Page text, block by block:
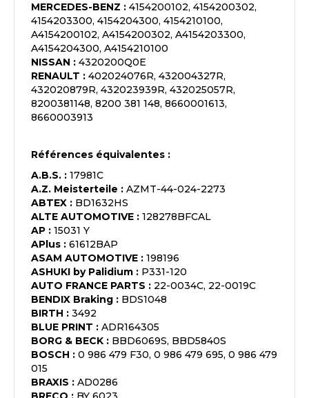
MERCEDES-BENZ : 4154200102, 4154200302,
4154203300, 4154204300, 4154210100,
A4154200102, A4154200302, A4154203300,
A4154204300, A4154210100
NISSAN : 4320200Q0E
RENAULT : 402024076R, 432004327R,
432020879R, 432023939R, 432025057R,
8200381148, 8200 381 148, 8660001613,
8660003913
Références équivalentes :
A.B.S. : 17981C
A.Z. Meisterteile : AZMT-44-024-2273
ABTEX : BD1632HS
ALTE AUTOMOTIVE : 128278BFCAL
AP : 15031 Y
APlus : 61612BAP
ASAM AUTOMOTIVE : 198196
ASHUKI by Palidium : P331-120
AUTO FRANCE PARTS : 22-0034C, 22-0019C
BENDIX Braking : BDS1048
BIRTH : 3492
BLUE PRINT : ADR164305
BORG & BECK : BBD6069S, BBD5840S
BOSCH : 0 986 479 F30, 0 986 479 695, 0 986 479
015
BRAXIS : AD0286